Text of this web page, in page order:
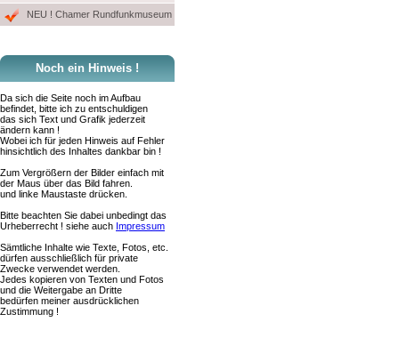
NEU ! Chamer Rundfunkmuseum
Noch ein Hinweis !
Da sich die Seite noch im Aufbau
befindet, bitte ich zu entschuldigen
das sich Text und Grafik jederzeit
ändern kann !
Wobei ich für jeden Hinweis auf Fehler
hinsichtlich des Inhaltes dankbar bin !
Zum Vergrößern der Bilder einfach mit
der Maus über das Bild fahren.
und linke Maustaste drücken.
Bitte beachten Sie dabei unbedingt das
Urheberrecht ! siehe auch Impressum
Sämtliche Inhalte wie Texte, Fotos, etc.
dürfen ausschließlich für private
Zwecke verwendet werden.
Jedes kopieren von Texten und Fotos
und die Weitergabe an Dritte
bedürfen meiner ausdrücklichen
Zustimmung !